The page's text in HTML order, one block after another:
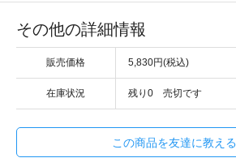
その他の詳細情報
販売価格 5,830円(税込)
在庫状況 残り0 売切です
この商品を友達に教える